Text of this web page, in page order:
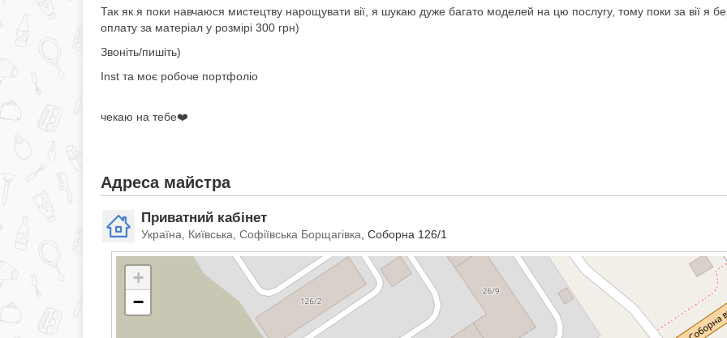
Так як я поки навчаюся мистецтву нарощувати вії, я шукаю дуже багато моделей на цю послугу, тому поки за вії я
оплату за матеріал у розмірі 300 грн)
Звоніть/пишіть)
Inst та моє робоче портфоліо
чекаю на тебе❤️
Адреса майстра
Приватний кабінет
Україна, Київська, Софіївська Борщагівка , Соборна 126/1
+
−